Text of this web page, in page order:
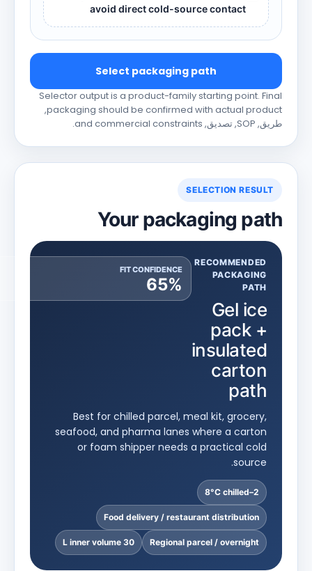
avoid direct cold-source contact
Select packaging path
Selector output is a product-family starting point
packaging should be confirmed with actual product
,
and commercial constraints
.
SELECTION RESULT
Your packaging path
RECOMMENDED
PACKAGING
Gel ice
pack +
insulated
carton
path
FIT CONFIDENCE
65%
Best for chilled parcel, meal kit, grocery,
seafood, and pharma lanes where a carton
or foam shipper needs a practical cold
source.
Food delivery / restaurant distribution
Regional parcel / overnight
30 L inner volume